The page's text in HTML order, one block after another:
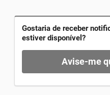
Gostaria de receber
estiver disponível?
Avise-me